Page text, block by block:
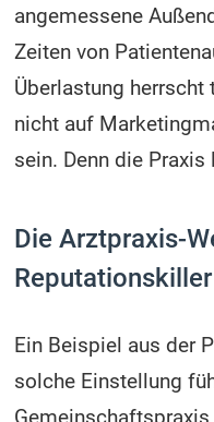
angemessene
Zeiten von
Überlastung
nicht auf
sein. Denn die
Die Arztpraxis-
Reputationskiller
Ein Beispiel aus der
solche Einstellung